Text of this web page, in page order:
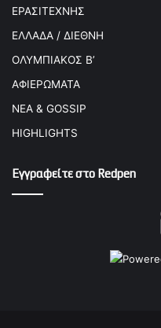
ΕΡΑΣΙΤΕΧΝΗΣ
ΕΛΛΑΔΑ / ΔΙΕΘΝΗ
ΟΛΥΜΠΙΑΚΟΣ Β’
ΑΦΙΕΡΩΜΑΤΑ
ΝΕΑ & GOSSIP
HIGHLIGHTS
Εγγραφείτε στο Redpen